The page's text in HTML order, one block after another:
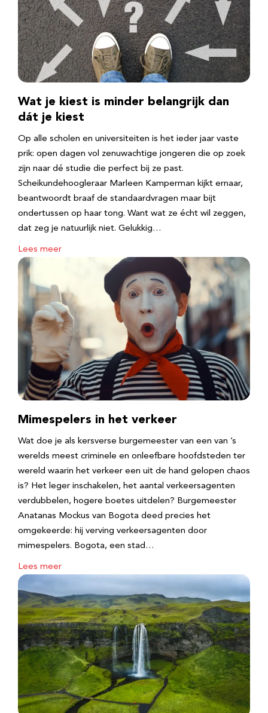
Wat je kiest is minder belangrijk dan
dát je kiest
Op alle scholen en universiteiten is het ieder jaar vaste
prik: open dagen vol zenuwachtige jongeren die op zoek
zijn naar dé studie die perfect bij ze past.
Scheikundehoogleraar Marleen Kamperman kijkt ernaar,
beantwoordt braaf de standaardvragen maar bijt
ondertussen op haar tong. Want wat ze écht wil zeggen,
dat zeg je natuurlijk niet. Gelukkig…
Lees meer
Mimespelers in het verkeer
Wat doe je als kersverse burgemeester van een van ’s
werelds meest criminele en onleefbare hoofdsteden ter
wereld waarin het verkeer een uit de hand gelopen chaos
is? Het leger inschakelen, het aantal verkeersagenten
verdubbelen, hogere boetes uitdelen? Burgemeester
Anatanas Mockus van Bogota deed precies het
omgekeerde: hij verving verkeersagenten door
mimespelers. Bogota, een stad…
Lees meer